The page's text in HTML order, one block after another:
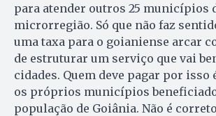
para atender outros 25 municípios
microrregião. Só que não faz
uma taxa para o goianiense arcar
de estruturar um serviço que vai
cidades. Quem deve pagar por isso
os próprios municípios
população de Goiânia. Não é